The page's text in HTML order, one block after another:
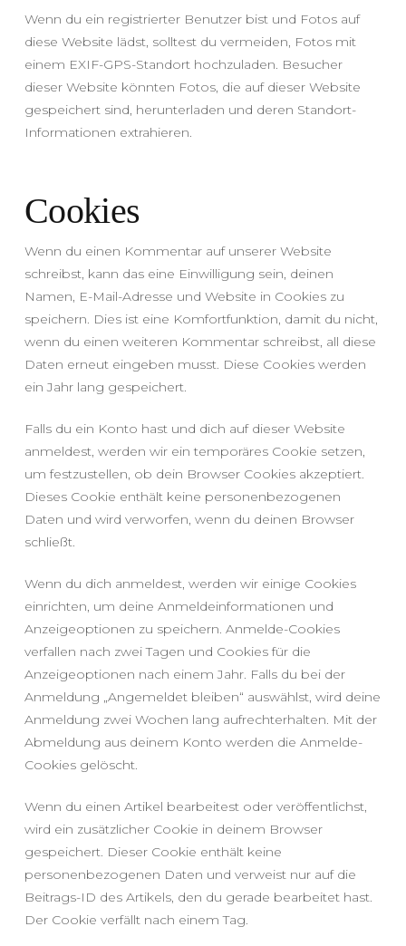
Wenn du ein registrierter Benutzer bist und Fotos auf
diese Website lädst, solltest du vermeiden, Fotos mit
einem EXIF-GPS-Standort hochzuladen. Besucher
dieser Website könnten Fotos, die auf dieser Website
gespeichert sind, herunterladen und deren Standort-
Informationen extrahieren.
Cookies
Wenn du einen Kommentar auf unserer Website
schreibst, kann das eine Einwilligung sein, deinen
Namen, E-Mail-Adresse und Website in Cookies zu
speichern. Dies ist eine Komfortfunktion, damit du nicht,
wenn du einen weiteren Kommentar schreibst, all diese
Daten erneut eingeben musst. Diese Cookies werden
ein Jahr lang gespeichert.
Falls du ein Konto hast und dich auf dieser Website
anmeldest, werden wir ein temporäres Cookie setzen,
um festzustellen, ob dein Browser Cookies akzeptiert.
Dieses Cookie enthält keine personenbezogenen
Daten und wird verworfen, wenn du deinen Browser
schließt.
Wenn du dich anmeldest, werden wir einige Cookies
einrichten, um deine Anmeldeinformationen und
Anzeigeoptionen zu speichern. Anmelde-Cookies
verfallen nach zwei Tagen und Cookies für die
Anzeigeoptionen nach einem Jahr. Falls du bei der
Anmeldung „Angemeldet bleiben“ auswählst, wird deine
Anmeldung zwei Wochen lang aufrechterhalten. Mit der
Abmeldung aus deinem Konto werden die Anmelde-
Cookies gelöscht.
Wenn du einen Artikel bearbeitest oder veröffentlichst,
wird ein zusätzlicher Cookie in deinem Browser
gespeichert. Dieser Cookie enthält keine
personenbezogenen Daten und verweist nur auf die
Beitrags-ID des Artikels, den du gerade bearbeitet hast.
Der Cookie verfällt nach einem Tag.